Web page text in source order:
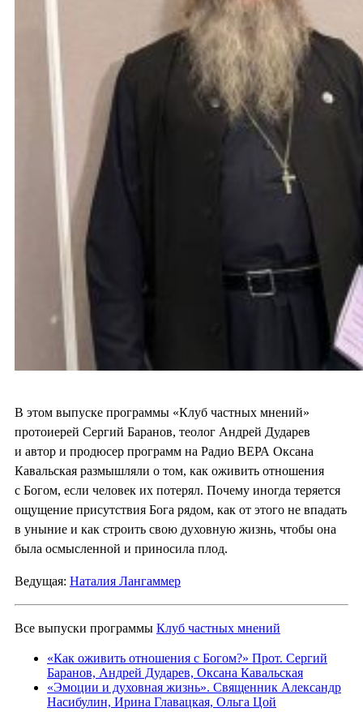
В этом выпуске программы «Клуб частных мнений»
протоиерей Сергий Баранов, теолог Андрей Дударев
и автор и продюсер программ на Радио ВЕРА Оксана
Кавальская размышляли о том, как оживить отношения
с Богом, если человек их потерял. Почему иногда теряется
ощущение присутствия Бога рядом, как от этого не впадать
в уныние и как строить свою духовную жизнь, чтобы она
была осмысленной и приносила плод.
Ведущая: Наталия Лангаммер
Все выпуски программы Клуб частных мнений
«Как оживить отношения с Богом?» Прот. Сергий
Баранов, Андрей Дударев, Оксана Кавальская
«Эмоции и духовная жизнь». Священник Александр
Насибулин, Ирина Главацкая, Ольга Цой